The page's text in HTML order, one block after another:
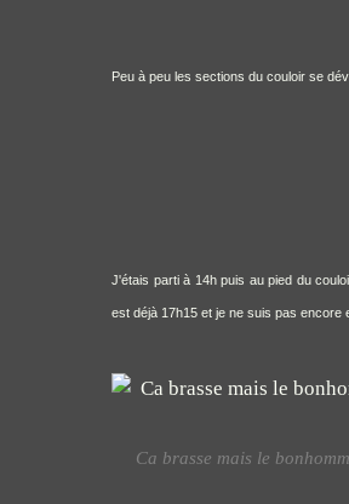
Peu à peu les sections du couloir se
J'étais parti à 14h puis au pied du
est déjà 17h15 et je ne suis pas encore
Ca brasse mais le